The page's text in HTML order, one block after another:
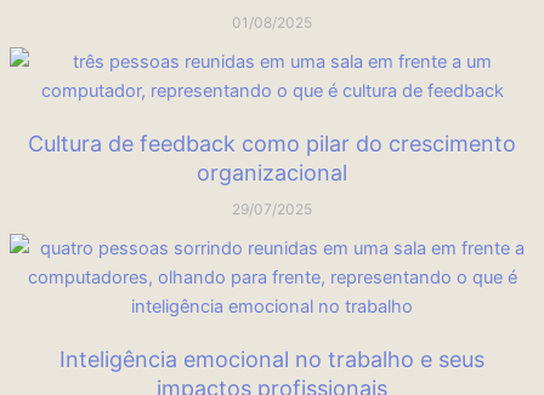
01/08/2025
Cultura de feedback como pilar do crescimento
organizacional
29/07/2025
Inteligência emocional no trabalho e seus
impactos profissionais